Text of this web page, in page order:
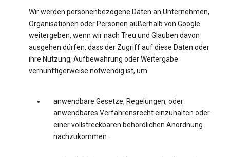
Wir werden personenbezogene Daten an Unternehmen,
Organisationen oder Personen außerhalb von Google
weitergeben, wenn wir nach Treu und Glauben davon
ausgehen dürfen, dass der Zugriff auf diese Daten oder
ihre Nutzung, Aufbewahrung oder Weitergabe
vernünftigerweise notwendig ist, um
anwendbare Gesetze, Regelungen, oder
anwendbares Verfahrensrecht einzuhalten oder
einer vollstreckbaren behördlichen Anordnung
nachzukommen.